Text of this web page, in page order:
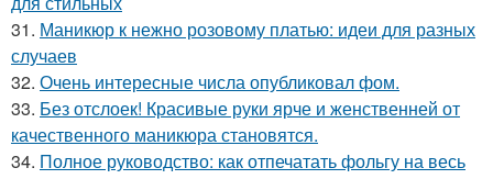
31. Маникюр к нежно розовому платью: идеи для разных
случаев
32. Очень интересные числа опубликовал фом.
33. Без отслоек! Красивые руки ярче и женственней от
качественного маникюра становятся.
34. Полное руководство: как отпечатать фольгу на весь